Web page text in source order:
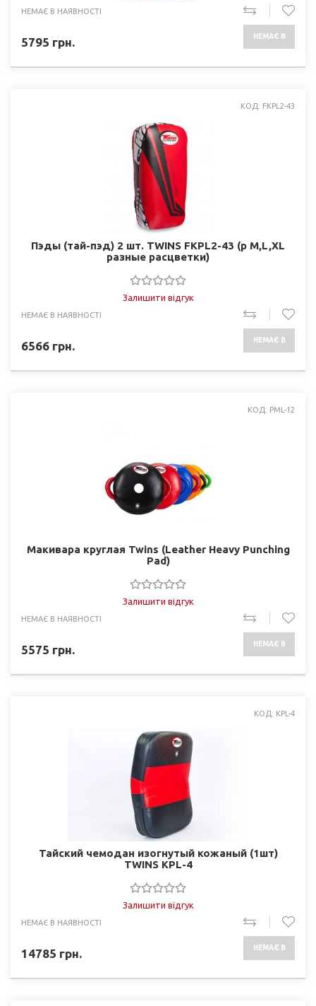
НЕМАЄ В НАЯВНОСТІ
5795 грн. НЕМАЄ В
КОД: FKPL2-43
Пэды (тай-пэд) 2 шт. TWINS FKPL2-43 (р M,L,XL
разные раcцветки)
Залишити відгук
НЕМАЄ В НАЯВНОСТІ
6566 грн. НЕМАЄ В
КОД: PML-12
Макивара круглая Twins (Leather Heavy Punching
Pad)
Залишити відгук
НЕМАЄ В НАЯВНОСТІ
5575 грн. НЕМАЄ В
КОД: KPL-4
Тайский чемодан изогнутый кожаный (1шт)
TWINS KPL-4
Залишити відгук
НЕМАЄ В НАЯВНОСТІ
14785 грн. НЕМАЄ В